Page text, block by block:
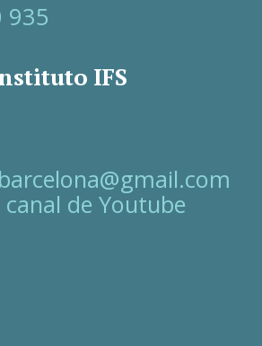
935
IFS
de Youtube